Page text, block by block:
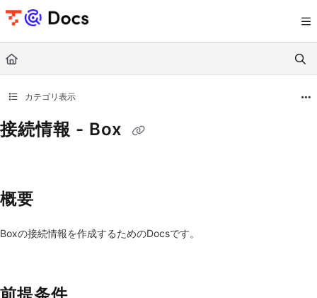
Documentation Index
Use this file to discover all available pages before exploring further.
カテゴリ表示
接続情報 - Box
概要
Boxの接続情報を作成するためのDocsです。
前提条件